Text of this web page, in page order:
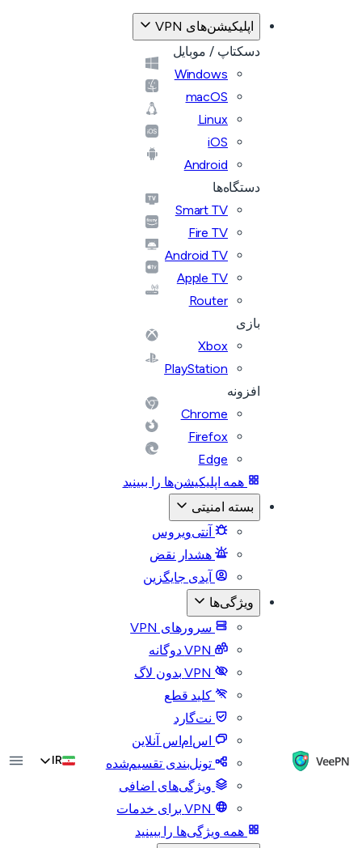
اپلیکیشن‌های VPN
دسکتاپ / موبایل
Windows
macOS
Linux
iOS
Android
دستگاه‌ها
Smart TV
Fire TV
Android TV
Apple TV
Router
بازی
Xbox
PlayStation
افزونه
Chrome
Firefox
Edge
همه اپلیکیشن‌ها را ببینید
بسته امنیتی
آنتی‌ویروس
هشدار نقض
آیدی جایگزین
ویژگی‌ها
سرورهای VPN
VPN دوگانه
VPN بدون لاگ
کلید قطع
نت‌گارد
اس‌ام‌اس آنلاین
تونل‌بندی تقسیم‌شده
ویژگی‌های اضافی
VPN برای خدمات
همه ویژگی‌ها را ببینید
IR